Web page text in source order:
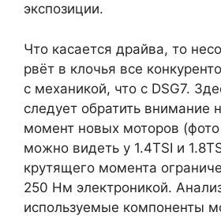
экспозиции.
Что касается драйва, то
рвёт в клочья все
с механикой, что с DSG7.
следует обратить внимание
момент новых моторов
можно видеть у 1.4TSI и
крутящего момента
250 Нм электроникой.
используемые компоненты